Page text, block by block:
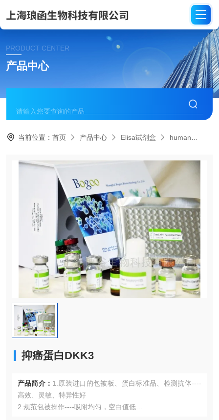
PRODUCT CENTER
产品中心
当前位置：首页 产品中心 Elisa试剂盒 human
抑癌蛋白DKK3
产品简介： 1.原装进口的包被板、蛋白标准品、检测抗体----
高效、灵敏、特异性好
2.规范包被操作----吸附均匀，空白值低